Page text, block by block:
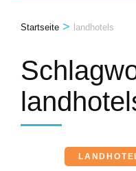
Startseite > landhotels